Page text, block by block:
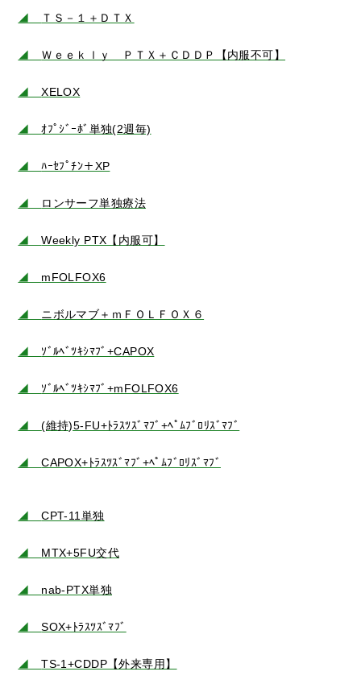
◢ ＴＳ－１＋ＤＴＸ
◢ Ｗｅｅｋｌｙ ＰＴＸ＋ＣＤＤＰ【内服不可】
◢XELOX
◢ｵﾌﾟｼﾞｰﾎﾞ単独(2週毎)
◢ﾊｰｾﾌﾟﾁﾝ＋XP
◢ ロンサーフ単独療法
◢Weekly PTX【内服可】
◢ mFOLFOX6
◢ ニボルマブ＋ｍＦＯＬＦＯＸ６
◢ ｿﾞﾙﾍﾞﾂｷｼﾏﾌﾞ+CAPOX
◢ ｿﾞﾙﾍﾞﾂｷｼﾏﾌﾞ+mFOLFOX6
◢(維持)5-FU+ﾄﾗｽﾂｽﾞﾏﾌﾞ+ﾍﾟﾑﾌﾞﾛﾘｽﾞﾏﾌﾞ
◢CAPOX+ﾄﾗｽﾂｽﾞﾏﾌﾞ+ﾍﾟﾑﾌﾞﾛﾘｽﾞﾏﾌﾞ
◢CPT-11単独
◢ MTX+5FU交代
◢ nab-PTX単独
◢SOX+ﾄﾗｽﾂｽﾞﾏﾌﾞ
◢TS-1+CDDP【外来専用】